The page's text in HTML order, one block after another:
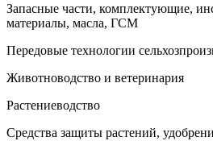
Запасные части, комплектующие,
материалы, масла, ГСМ
Передовые технологии
Животноводство и ветеринария
Растениеводство
Средства защиты растений,